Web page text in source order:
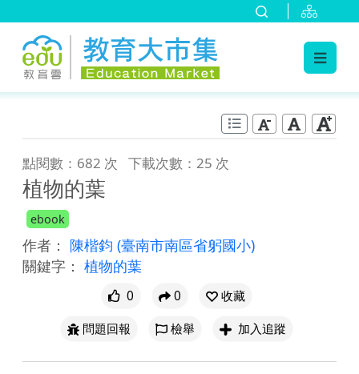
點閱數：682 次 下載次數：25 次
植物的葉
ebook
作者： 陳楷鈞 (臺南市南區省躬國小)
關鍵字： 植物的葉
0 0
收藏
問題回報
檢舉 加入追蹤